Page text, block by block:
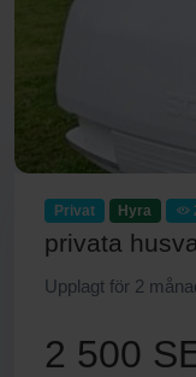
Privat Hyra
privata
Upplagt för 2
2 500